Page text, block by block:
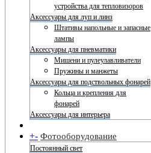
устройства для тепловизоров
Аксессуары для луп и линз
Штативы напольные и запасные
лампы
Аксессуары для пневматики
Мишени и пулеулавливатели
Пружины и манжеты
Аксессуары для подствольных фонарей
Кольца и крепления для
фонарей
Аксессуары для интерьера
+- Фотооборудование
Постоянный свет